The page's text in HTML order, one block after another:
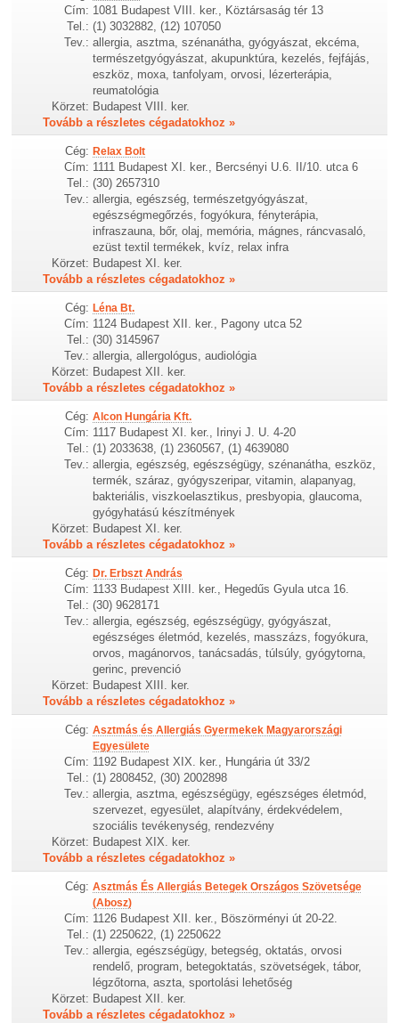
Cím: 1081 Budapest VIII. ker., Köztársaság tér 13
Tel.: (1) 3032882, (12) 107050
Tev.: allergia, asztma, szénanátha, gyógyászat, ekcéma,
természetgyógyászat, akupunktúra, kezelés, fejfájás,
eszköz, moxa, tanfolyam, orvosi, lézerterápia,
reumatológia
Körzet: Budapest VIII. ker.
Tovább a részletes cégadatokhoz »
Cég: Relax Bolt
Cím: 1111 Budapest XI. ker., Bercsényi U.6. II/10. utca 6
Tel.: (30) 2657310
Tev.: allergia, egészség, természetgyógyászat,
egészségmegőrzés, fogyókura, fényterápia,
infraszauna, bőr, olaj, memória, mágnes, ráncvasaló,
ezüst textil termékek, kvíz, relax infra
Körzet: Budapest XI. ker.
Tovább a részletes cégadatokhoz »
Cég: Léna Bt.
Cím: 1124 Budapest XII. ker., Pagony utca 52
Tel.: (30) 3145967
Tev.: allergia, allergológus, audiológia
Körzet: Budapest XII. ker.
Tovább a részletes cégadatokhoz »
Cég: Alcon Hungária Kft.
Cím: 1117 Budapest XI. ker., Irinyi J. U. 4-20
Tel.: (1) 2033638, (1) 2360567, (1) 4639080
Tev.: allergia, egészség, egészségügy, szénanátha, eszköz,
termék, száraz, gyógyszeripar, vitamin, alapanyag,
bakteriális, viszkoelasztikus, presbyopia, glaucoma,
gyógyhatású készítmények
Körzet: Budapest XI. ker.
Tovább a részletes cégadatokhoz »
Cég: Dr. Erbszt András
Cím: 1133 Budapest XIII. ker., Hegedűs Gyula utca 16.
Tel.: (30) 9628171
Tev.: allergia, egészség, egészségügy, gyógyászat,
egészséges életmód, kezelés, masszázs, fogyókura,
orvos, magánorvos, tanácsadás, túlsúly, gyógytorna,
gerinc, prevenció
Körzet: Budapest XIII. ker.
Tovább a részletes cégadatokhoz »
Cég: Asztmás és Allergiás Gyermekek Magyarországi
Egyesülete
Cím: 1192 Budapest XIX. ker., Hungária út 33/2
Tel.: (1) 2808452, (30) 2002898
Tev.: allergia, asztma, egészségügy, egészséges életmód,
szervezet, egyesület, alapítvány, érdekvédelem,
szociális tevékenység, rendezvény
Körzet: Budapest XIX. ker.
Tovább a részletes cégadatokhoz »
Cég: Asztmás És Allergiás Betegek Országos Szövetsége
(Abosz)
Cím: 1126 Budapest XII. ker., Böszörményi út 20-22.
Tel.: (1) 2250622, (1) 2250622
Tev.: allergia, egészségügy, betegség, oktatás, orvosi
rendelő, program, betegoktatás, szövetségek, tábor,
légzőtorna, aszta, sportolási lehetőség
Körzet: Budapest XII. ker.
Tovább a részletes cégadatokhoz »